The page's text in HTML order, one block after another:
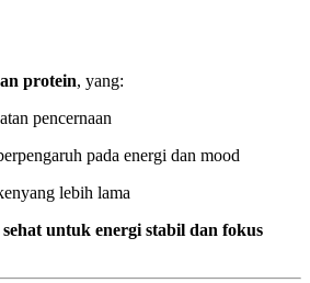
protein, yang:
pencernaan
pada energi dan mood
lebih lama
untuk energi stabil dan fokus